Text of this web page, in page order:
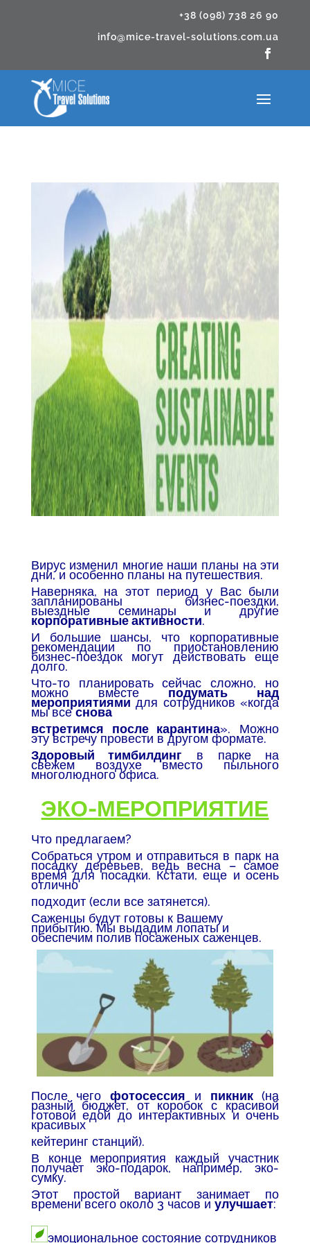
+38 (098) 738 26 90
info@mice-travel-solutions.com.ua
Вирус изменил многие наши планы на эти
дни, и особенно планы на путешествия.
Наверняка, на этот период у Вас были
запланированы бизнес-поездки,
выездные семинары и другие
корпоративные активности.
И большие шансы, что корпоративные
рекомендации по приостановлению
бизнес-поездок могут действовать еще
долго.
Что-то планировать сейчас сложно, но
можно вместеподумать над
мероприятиями для сотрудников «когда
мы всеснова
встретимся после карантина». Можно
эту встречу провести в другом формате.
Здоровый тимбилдинг в парке на
свежем воздухе вместо пыльного
многолюдного офиса.
ЭКО-МЕРОПРИЯТИЕ
Что предлагаем?
Собраться утром и отправиться в парк на
посадку деревьев, ведь весна – самое
время для посадки. Кстати, еще и осень
отлично
подходит (если все затянется).
Саженцы будут готовы к Вашему
прибытию. Мы выдадим лопаты и
обеспечим полив посаженых саженцев.
После чегофотосессия и пикник(на
разный бюджет, от коробок с красивой
готовой едой до интерактивных и очень
красивых
кейтеринг станций).
В конце мероприятия каждый участник
получает эко-подарок, например, эко-
сумку.
Этот простой вариант занимает по
времени всего около 3 часов и улучшает:
эмоциональное состояние сотрудников